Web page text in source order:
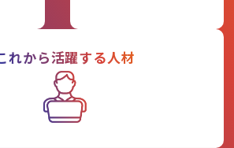
れから活躍する人材